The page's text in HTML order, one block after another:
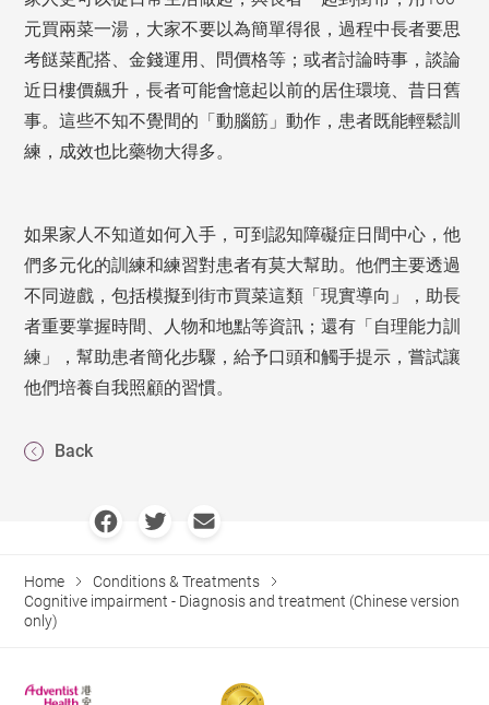
元買兩菜一湯，大家不要以為簡單得很，過程中長者要思
考餸菜配搭、金錢運用、問價格等；或者討論時事，談論
近日樓價飆升，長者可能會憶起以前的居住環境、昔日舊
事。這些不知不覺間的「動腦筋」動作，患者既能輕鬆訓
練，成效也比藥物大得多。
如果家人不知道如何入手，可到認知障礙症日間中心，他
們多元化的訓練和練習對患者有莫大幫助。他們主要透過
不同遊戲，包括模擬到街市買菜這類「現實導向」，助長
者重要掌握時間、人物和地點等資訊；還有「自理能力訓
練」，幫助患者簡化步驟，給予口頭和觸手提示，嘗試讓
他們培養自我照顧的習慣。
Back
Home
Conditions & Treatments
Cognitive impairment - Diagnosis and treatment (Chinese version
only)